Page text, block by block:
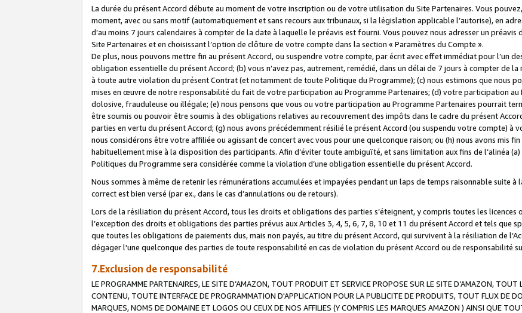
La durée du présent Accord débute au moment de votre inscription ou de votre utilisation du Site Partenaires. Vous
moment, avec ou sans motif (automatiquement et sans recours aux tribunaux, si la législation applicable l’autorise), en
d’au moins 7 jours calendaires à compter de la date à laquelle le préavis est fourni. Vous pouvez nous adresser un
Site Partenaires et en choisissant l’option de clôture de votre compte dans la section « Paramètres du Compte ».
De plus, nous pouvons mettre fin au présent Accord, ou suspendre votre compte, par écrit avec effet immédiat pour l’un
obligation essentielle du présent Accord; (b) vous n’avez pas, autrement, remédié, dans un délai de 7 jours à compter de
à toute autre violation du présent Contrat (et notamment de toute Politique du Programme); (c) nous estimons que nous
mises en œuvre de notre responsabilité du fait de votre participation au Programme Partenaires; (d) votre participation
dolosive, frauduleuse ou illégale; (e) nous pensons que vous ou votre participation au Programme Partenaires pourrait
être soumis ou pouvoir être soumis à des obligations relatives au recouvrement des impôts dans le cadre du présent
parties en vertu du présent Accord; (g) nous avons précédemment résilié le présent Accord (ou suspendu votre compte) à
nous considérons être votre affiliée ou agissant de concert avec vous pour une quelconque raison; ou (h) nous avons mis
habituellement mise à la disposition des participants. Afin d’éviter toute ambiguïté, et sans limitation aux fins de l’alinéa
Politiques du Programme sera considérée comme la violation d’une obligation essentielle du présent Accord.
Nous sommes à même de retenir les rémunérations accumulées et impayées pendant un laps de temps raisonnable suite
correct est bien versé (par ex., dans le cas d’annulations ou de retours).
Lors de la résiliation du présent Accord, tous les droits et obligations des parties s’éteignent, y compris toutes les licences
l’exception des droits et obligations des parties prévus aux Articles 3, 4, 5, 6, 7, 8, 10 et 11 du présent Accord et tels que
que toutes les obligations de paiements dus, mais non payés, au titre du présent Accord, qui survivent à la résiliation de
dégager l'une quelconque des parties de toute responsabilité en cas de violation du présent Accord ou de responsabilité
7.Exclusion de responsabilité
LE PROGRAMME PARTENAIRES, LE SITE D’AMAZON, TOUT PRODUIT ET SERVICE PROPOSE SUR LE SITE D’AMAZON,
CONTENU, TOUTE INTERFACE DE PROGRAMMATION D'APPLICATION POUR LA PUBLICITE DE PRODUITS, TOUT FLUX DE
MARQUES, NOMS DE DOMAINE ET LOGOS OU CEUX DE NOS AFFILIES (Y COMPRIS LES MARQUES AMAZON ) AINSI QUE